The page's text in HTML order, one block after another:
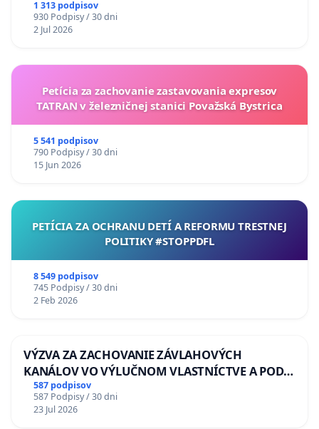
Dúhový PRIDE Bratislava
Kultúrne centrum Diera do sveta
Ida Želinská, sociálna poradkyňa
Ivana Klimentová PhD., sociálna poradkyňa
Záhrada – Centrum nezávislej kultúry, n. o.
Z lavíc do ulíc
projekt neon o. z.
Mgr. Paula Jójárt, MA
Ženské kruhy
Education for Equality and Ecology – Edeqec
Queer Slovakia
uzávery Vážskeho mosta v Komárne
1 313 podpisov
930 Podpisy / 30 dni
2 Jul 2026
Petícia za zachovanie zastavovania expresov
TATRAN v železničnej stanici Považská Bystrica
5 541 podpisov
790 Podpisy / 30 dni
15 Jun 2026
PETÍCIA ZA OCHRANU DETÍ A REFORMU TRESTNEJ
POLITIKY #STOPPDFL
8 549 podpisov
745 Podpisy / 30 dni
2 Feb 2026
VÝZVA ZA ZACHOVANIE ZÁVLAHOVÝCH
KANÁLOV VO VÝLUČNOM VLASTNÍCTVE A POD
KONTROLOU SLOVENSKEJ REPUBLIKY & žiadosť
na riešenie zanedbaného stavu závlahových a
odvodňovacích kanálov na Slovensku
587 podpisov
587 Podpisy / 30 dni
23 Jul 2026